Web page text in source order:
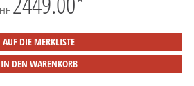
AUF DIE MERKLISTE
IN DEN WARENKORB